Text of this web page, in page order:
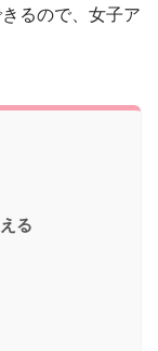
るので、女子ア
る